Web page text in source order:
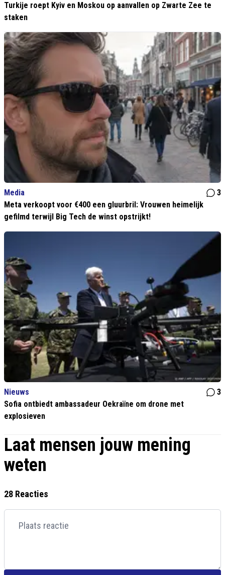
Turkije roept Kyiv en Moskou op aanvallen op Zwarte Zee te
staken
Media
3
Meta verkoopt voor €400 een gluurbril: Vrouwen heimelijk
gefilmd terwijl Big Tech de winst opstrijkt!
Nieuws
3
Sofia ontbiedt ambassadeur Oekraïne om drone met
explosieven
Laat mensen jouw mening
weten
28 Reacties